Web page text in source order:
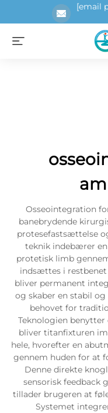
[email
Osseointegration
banebrydende
protesefastsættelse
teknik indebærer
protetisk limb
indsættes i
bliver permanent
og skaber en stabil
behovet for
Teknologien
bliver titanfixturen
hele, hvorefter en
gennem huden for at
Denne direkte
sensorisk feedback
tillader brugeren at
Systemet